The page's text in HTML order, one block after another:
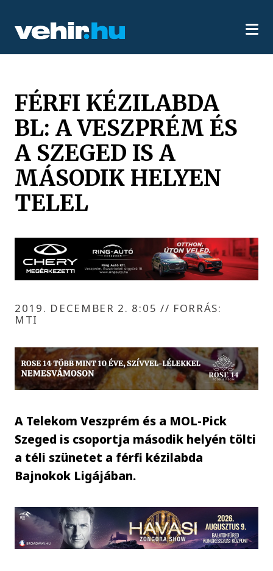
FÉRFI KÉZILABDA
BL: A VESZPRÉM ÉS
A SZEGED IS A
MÁSODIK HELYEN
TELEL
2019. DECEMBER 2. 8:05 // FORRÁS:
MTI
A Telekom Veszprém és a MOL-Pick
Szeged is csoportja második helyén tölti
a téli szünetet a férfi kézilabda
Bajnokok Ligájában.